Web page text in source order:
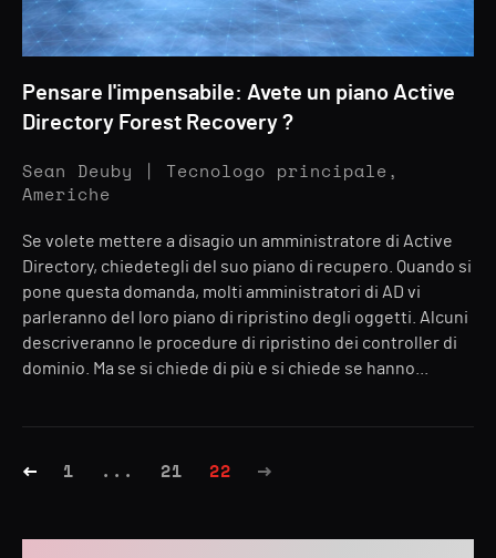
Pensare l'impensabile: Avete un piano Active
Directory Forest Recovery ?
Sean Deuby | Tecnologo principale,
Americhe
Se volete mettere a disagio un amministratore di Active
Directory, chiedetegli del suo piano di recupero. Quando si
pone questa domanda, molti amministratori di AD vi
parleranno del loro piano di ripristino degli oggetti. Alcuni
descriveranno le procedure di ripristino dei controller di
dominio. Ma se si chiede di più e si chiede se hanno...
1 ... 21 22